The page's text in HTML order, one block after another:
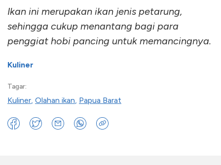
Ikan ini merupakan ikan jenis petarung,
sehingga cukup menantang bagi para
penggiat hobi pancing untuk memancingnya.
Kuliner
Tagar:
Kuliner, Olahan ikan, Papua Barat